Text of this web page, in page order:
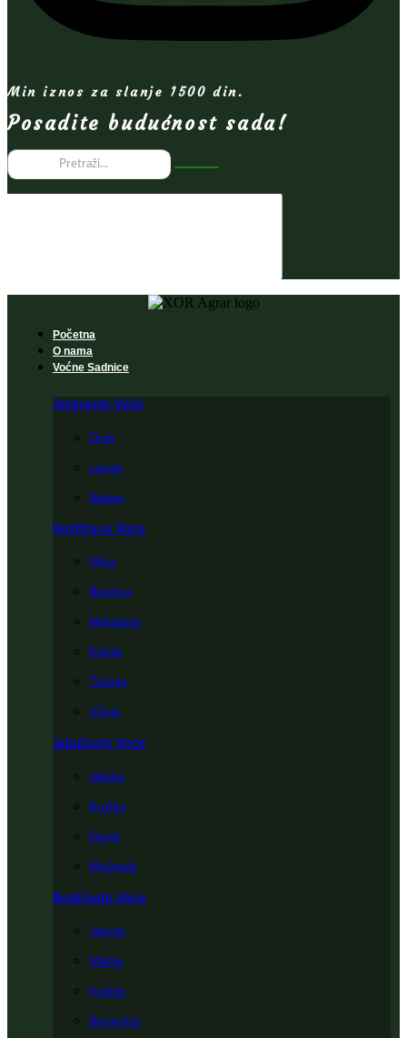
Min iznos za slanje 1500 din.
Posadite budućnost sada!
Početna
O nama
Voćne Sadnice
Jezgrasto Voće
Orah
Lešnik
Badem
Koštičavo Voće
Šljiva
Breskva
Nektarina
Kajsija
Trešnja
Višnja
Jabučasto Voće
Jabuka
Kruška
Dunja
Mušmula
Bobičasto Voće
Jagode
Maline
Kupine
Borovnice